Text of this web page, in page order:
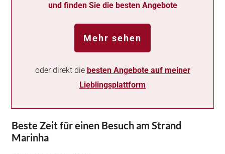
und finden Sie die besten Angebote
Mehr sehen
oder direkt die besten Angebote auf meiner
Lieblingsplattform
Beste Zeit für einen Besuch am Strand
Marinha